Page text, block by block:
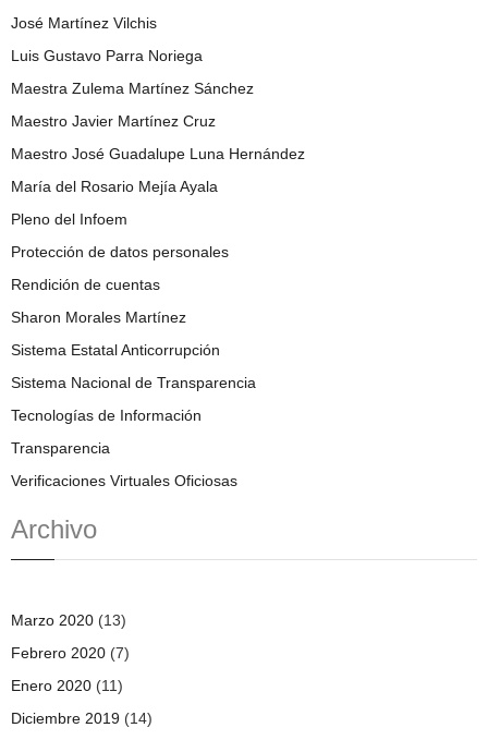
José Martínez Vilchis
Luis Gustavo Parra Noriega
Maestra Zulema Martínez Sánchez
Maestro Javier Martínez Cruz
Maestro José Guadalupe Luna Hernández
María del Rosario Mejía Ayala
Pleno del Infoem
Protección de datos personales
Rendición de cuentas
Sharon Morales Martínez
Sistema Estatal Anticorrupción
Sistema Nacional de Transparencia
Tecnologías de Información
Transparencia
Verificaciones Virtuales Oficiosas
Archivo
Marzo 2020 (13)
Febrero 2020 (7)
Enero 2020 (11)
Diciembre 2019 (14)